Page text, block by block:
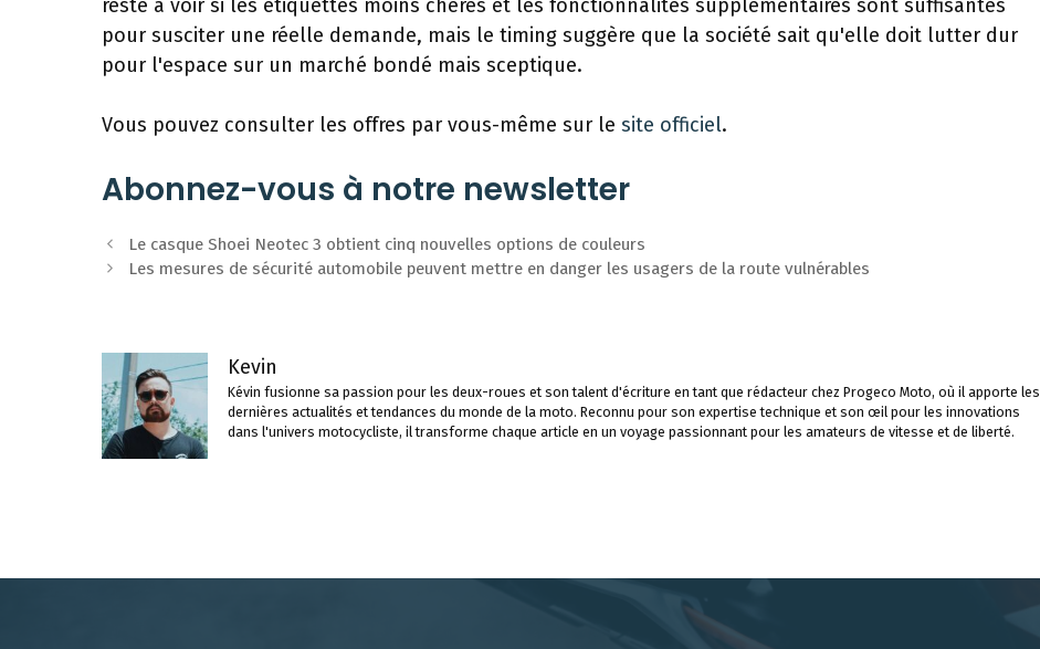
reste à voir si les étiquettes moins chères et les fonctionnalités supplémentaires sont suffisantes
pour susciter une réelle demande, mais le timing suggère que la société sait qu'elle doit lutter dur
pour l'espace sur un marché bondé mais sceptique.
Vous pouvez consulter les offres par vous-même sur le site officiel.
Abonnez-vous à notre newsletter
Navigation
des
Le casque Shoei Neotec 3 obtient cinq nouvelles options de couleurs
Les mesures de sécurité automobile peuvent mettre en danger les usagers de la route vulnérables
Kevin
Kévin fusionne sa passion pour les deux-roues et son talent d'écriture en tant que rédacteur chez Progeco Moto, où il apporte les
dernières actualités et tendances du monde de la moto. Reconnu pour son expertise technique et son œil pour les innovations
dans l'univers motocycliste, il transforme chaque article en un voyage passionnant pour les amateurs de vitesse et de liberté.